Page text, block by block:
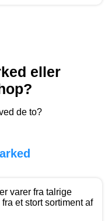
eller
de to?
varer fra talrige
et stort sortiment af